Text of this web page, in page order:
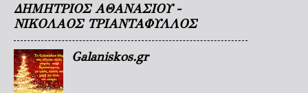
ΔΗΜΗΤΡΙΟΣ ΑΘΑΝΑΣΙΟΥ -
ΝΙΚΟΛΑΟΣ ΤΡΙΑΝΤΑΦΥΛΛΟΣ
Galaniskos.gr